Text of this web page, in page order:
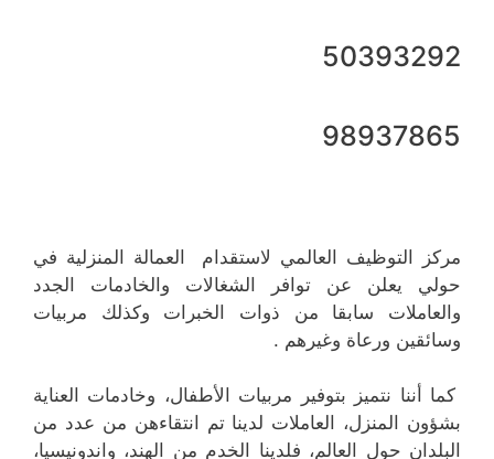
50393292
98937865
مركز التوظيف العالمي لاستقدام العمالة المنزلية في
حولي يعلن عن توافر الشغالات والخادمات الجدد
والعاملات سابقا من ذوات الخبرات وكذلك مربيات
وسائقين ورعاة وغيرهم .
كما أننا نتميز بتوفير مربيات الأطفال، وخادمات العناية
بشؤون المنزل، العاملات لدينا تم انتقاءهن من عدد من
البلدان حول العالم، فلدينا الخدم من الهند، واندونيسيا،